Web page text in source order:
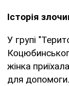
Історія
У групі
жінка
для